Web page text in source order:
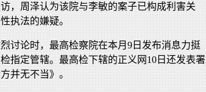
，周泽认为该院与李敏的案子已构成利害关
执法的嫌疑。
讨论时，最高检察院在本月9日发布消息力挺
指定管辖。最高检下辖的正义网10日还发表署
并无不当》。